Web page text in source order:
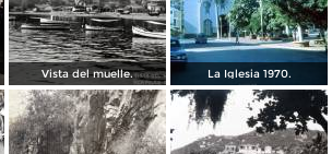
Vista del muelle. La Iglesia 1970.